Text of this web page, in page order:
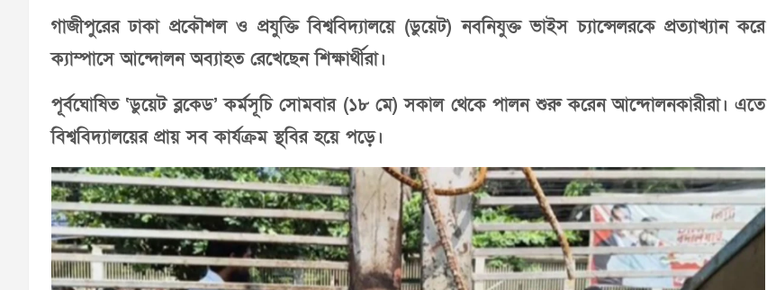
গাজীপুরের ঢাকা প্রকৌশল ও প্রযুক্তি বিশ্ববিদ্যালয়ে (ডুয়েট) নবনিযুক্ত ভাইস চ্যান্সেলরকে প্রত্যাখ্যান করে
ক্যাম্পাসে আন্দোলন অব্যাহত রেখেছেন শিক্ষার্থীরা।
পূর্বঘোষিত ‘ডুয়েট ব্লকেড’ কর্মসূচি সোমবার (১৮ মে) সকাল থেকে পালন শুরু করেন আন্দোলনকারীরা। এতে
বিশ্ববিদ্যালয়ের প্রায় সব কার্যক্রম স্থবির হয়ে পড়ে।